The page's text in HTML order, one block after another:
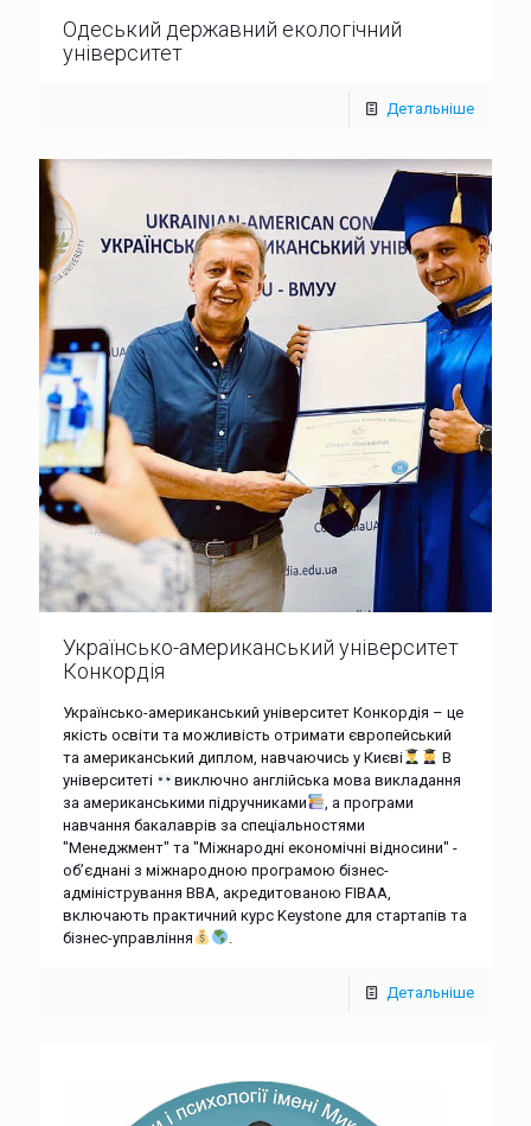
Одеський державний екологічний
університет
Детальніше
Українсько-американський університет
Конкордія
Українсько-американський університет Конкордія – це
якість освіти та можливість отримати європейський
та американський диплом, навчаючись у Києві
В
університеті
виключно англійська мова викладання
за американськими підручниками
, а програми
навчання бакалаврів за спеціальностями
"Менеджмент" та "Міжнародні економічні відносини" -
об’єднані з міжнародною програмою бізнес-
адміністрування ВВА, акредитованою FIBАА,
включають практичний курс Keystone для стартапів та
бізнес-управління
.
Детальніше